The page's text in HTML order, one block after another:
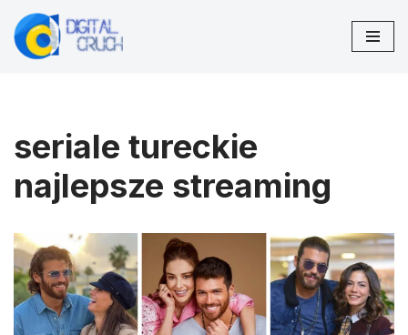
Przejdź
seriale tureckie
najlepsze streaming